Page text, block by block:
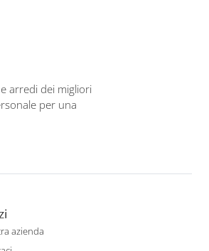
arredi dei migliori
per una
azienda